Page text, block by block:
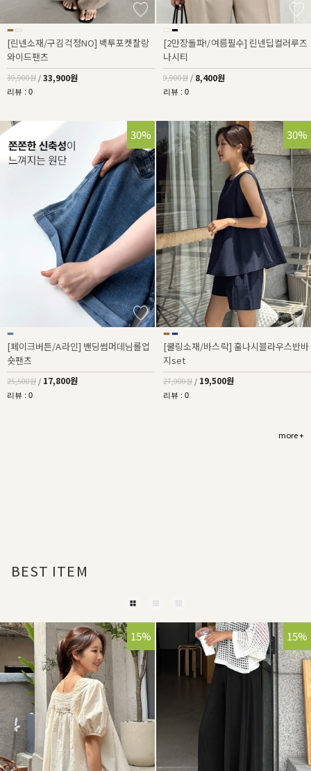
[린넨소재/구김걱정NO] 백투포켓찰랑
와이드팬츠
39,900원 / 33,900원
리뷰 : 0
[2만장돌파!/여름필수] 린넨딥컬러루즈
나시티
9,900원 / 8,400원
리뷰 : 0
30%
[페이크버튼/A라인] 밴딩썸머데님롤업
숏팬츠
25,500원 / 17,800원
리뷰 : 0
30%
[쿨링소재/바스락] 훌나시블라우스반바
지set
27,900원 / 19,500원
리뷰 : 0
more +
BEST ITEM
30%
15% 15%